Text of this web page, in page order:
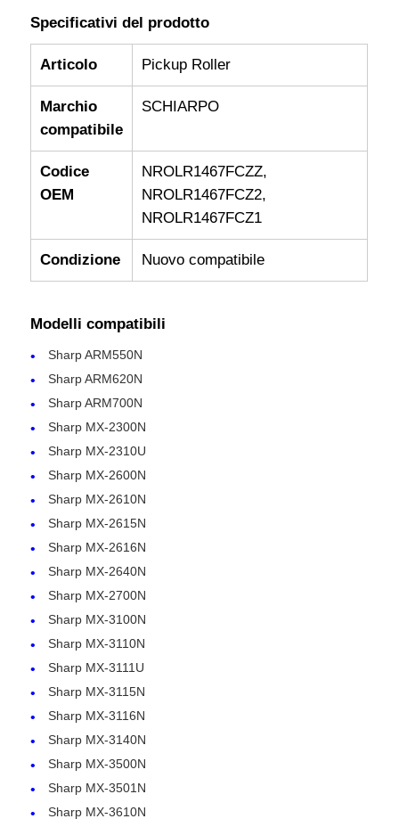
Casa
Prodotti
Chi siamo
Specificativi del prodotto
Articolo Pickup Roller
Marchio
compatibile
SCHIARPO
Codice
OEM
NROLR1467FCZZ,
NROLR1467FCZ2,
NROLR1467FCZ1
Condizione Nuovo compatibile
Modelli compatibili
Sharp ARM550N
Sharp ARM620N
Sharp ARM700N
Sharp MX-2300N
Sharp MX-2310U
Sharp MX-2600N
Sharp MX-2610N
Sharp MX-2615N
Sharp MX-2616N
Sharp MX-2640N
Sharp MX-2700N
Sharp MX-3100N
Sharp MX-3110N
Sharp MX-3111U
Sharp MX-3115N
Sharp MX-3116N
Sharp MX-3140N
Sharp MX-3500N
Sharp MX-3501N
Sharp MX-3610N